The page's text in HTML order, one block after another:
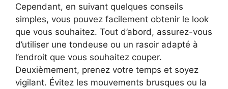
Cependant, en suivant quelques conseils
simples, vous pouvez facilement obtenir le look
que vous souhaitez. Tout d’abord, assurez-vous
d’utiliser une tondeuse ou un rasoir adapté à
l’endroit que vous souhaitez couper.
Deuxièmement, prenez votre temps et soyez
vigilant. Évitez les mouvements brusques ou la